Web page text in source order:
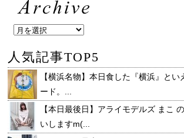
人気記事TOP5
【横浜名物】本日食した『横浜』と
ード。...
【本日最後日】アライモデルズ まこ
いしますm(...